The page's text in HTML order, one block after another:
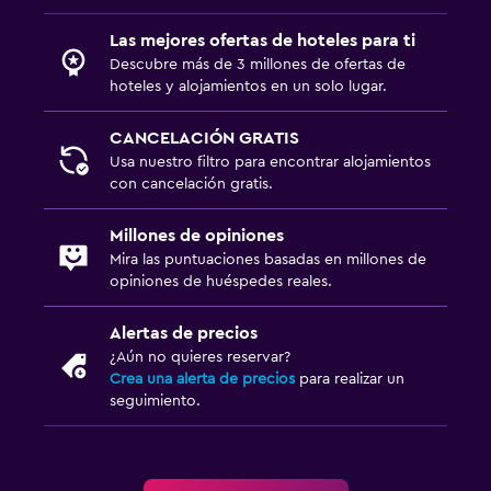
Sistema de entretenimiento
TV de pantalla plana
TV por cable o vía satélite
Reproductor de CD
Almuerzos para llevar
Menús para dietas especiales (bajo petición)
Las mejores ofertas de hoteles para ti
Descubre más de 3 millones de ofertas de
hoteles y alojamientos en un solo lugar.
CANCELACIÓN GRATIS
Usa nuestro filtro para encontrar alojamientos
con cancelación gratis.
Millones de opiniones
Mira las puntuaciones basadas en millones de
opiniones de huéspedes reales.
Alertas de precios
¿Aún no quieres reservar?
Crea una alerta de precios para realizar un
seguimiento.